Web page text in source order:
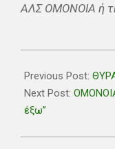
ΑΛΣ ΟΜΟΝΟΙΑ ή
01-
15
Previous Post:
Next Post:
έξω”